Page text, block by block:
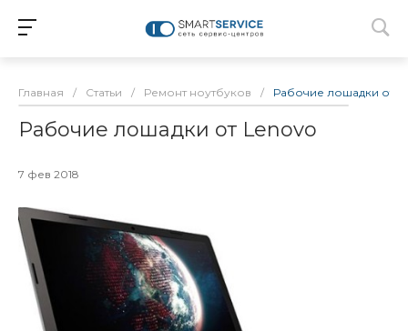
Главная / Статьи / Ремонт ноутбуков / Рабочие лошадки от
Рабочие лошадки от Lenovo
7 фев 2018